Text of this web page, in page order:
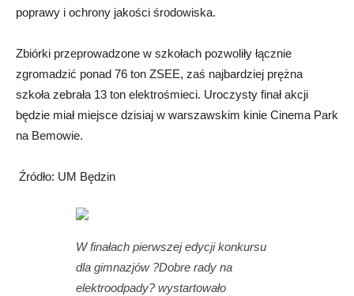
poprawy i ochrony jakości środowiska.
Zbiórki przeprowadzone w szkołach pozwoliły łącznie
zgromadzić ponad 76 ton ZSEE, zaś najbardziej prężna
szkoła zebrała 13 ton elektrośmieci. Uroczysty finał akcji
będzie miał miejsce dzisiaj w warszawskim kinie Cinema Park
na Bemowie.
Źródło: UM Będzin
W finałach pierwszej edycji konkursu
dla gimnazjów ?Dobre rady na
elektroodpady? wystartowało